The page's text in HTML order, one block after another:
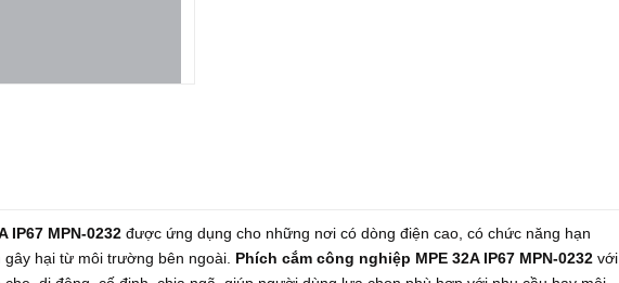
IP67 MPN-0232 được ứng dụng cho những nơi có dòng điện cao, có chức năng hạn
hại từ môi trường bên ngoài. Phích cắm công nghiệp MPE 32A IP67 MPN-0232 với